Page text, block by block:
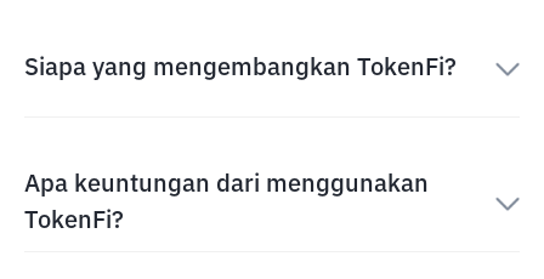
Siapa yang mengembangkan TokenFi?
Apa keuntungan dari menggunakan
TokenFi?